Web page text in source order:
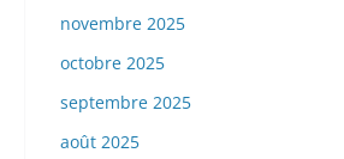
novembre 2025
octobre 2025
septembre 2025
août 2025